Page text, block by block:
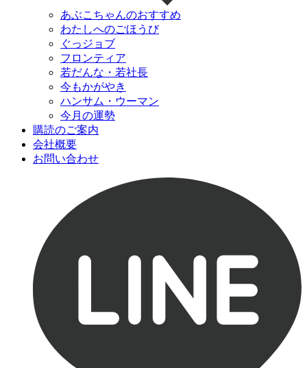
あぶこちゃんのおすすめ
わたしへのごほうび
ぐっジョブ
フロンティア
若だんな・若社長
今もかがやき
ハンサム・ウーマン
今月の運勢
購読のご案内
会社概要
お問い合わせ